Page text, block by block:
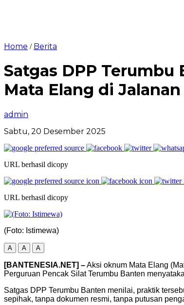
Home / Berita
Satgas DPP
Mata Elang di Jalanan
admin
Sabtu, 20 Desember 2025
URL berhasil dicopy
URL berhasil dicopy
(Foto: Istimewa)
A A A
[BANTENESIA.NET] –Aksi oknum Mata Elang
Perguruan Pencak Silat Terumbu Banten
Satgas DPP Terumbu Banten menilai, praktik
sepihak, tanpa dokumen resmi, tanpa putusan